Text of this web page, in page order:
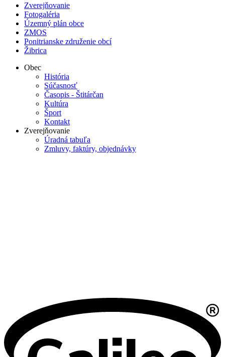
Zverejňovanie
Fotogaléria
Územný plán obce
ZMOS
Ponitrianske združenie obcí
Žibrica
Obec
História
Súčasnosť
Časopis - Štitárčan
Kultúra
Šport
Kontakt
Zverejňovanie
Úradná tabuľa
Zmluvy, faktúry, objednávky